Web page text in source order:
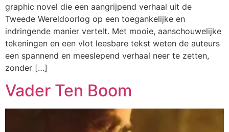
graphic novel die een aangrijpend verhaal uit de
Tweede Wereldoorlog op een toegankelijke en
indringende manier vertelt. Met mooie, aanschouwelijke
tekeningen en een vlot leesbare tekst weten de auteurs
een spannend en meeslepend verhaal neer te zetten,
zonder […]
Vader Ten Boom